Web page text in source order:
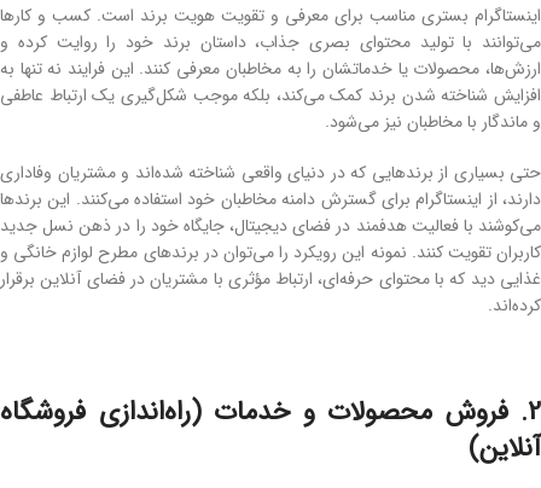
اینستاگرام بستری مناسب برای معرفی و تقویت هویت برند است. کسب‌ و کارها
می‌توانند با تولید محتوای بصری جذاب، داستان برند خود را روایت کرده و
ارزش‌ها، محصولات یا خدماتشان را به مخاطبان معرفی کنند. این فرایند نه ‌تنها به
افزایش شناخته شدن برند کمک می‌کند، بلکه موجب شکل‌گیری یک ارتباط عاطفی
و ماندگار با مخاطبان نیز می‌شود.
حتی بسیاری از برندهایی که در دنیای واقعی شناخته‌ شده‌اند و مشتریان وفاداری
دارند، از اینستاگرام برای گسترش دامنه مخاطبان خود استفاده می‌کنند. این برندها
می‌کوشند با فعالیت هدفمند در فضای دیجیتال، جایگاه خود را در ذهن نسل جدید
کاربران تقویت کنند. نمونه این رویکرد را می‌توان در برندهای مطرح لوازم خانگی و
غذایی دید که با محتوای حرفه‌ای، ارتباط مؤثری با مشتریان در فضای آنلاین برقرار
کرده‌اند.
2. فروش محصولات و خدمات (راه‌اندازی فروشگاه
آنلاین)